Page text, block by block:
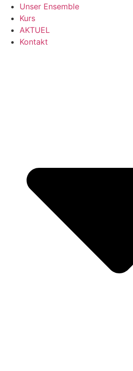
Unser Ensemble
Kurs
AKTUEL
Kontakt